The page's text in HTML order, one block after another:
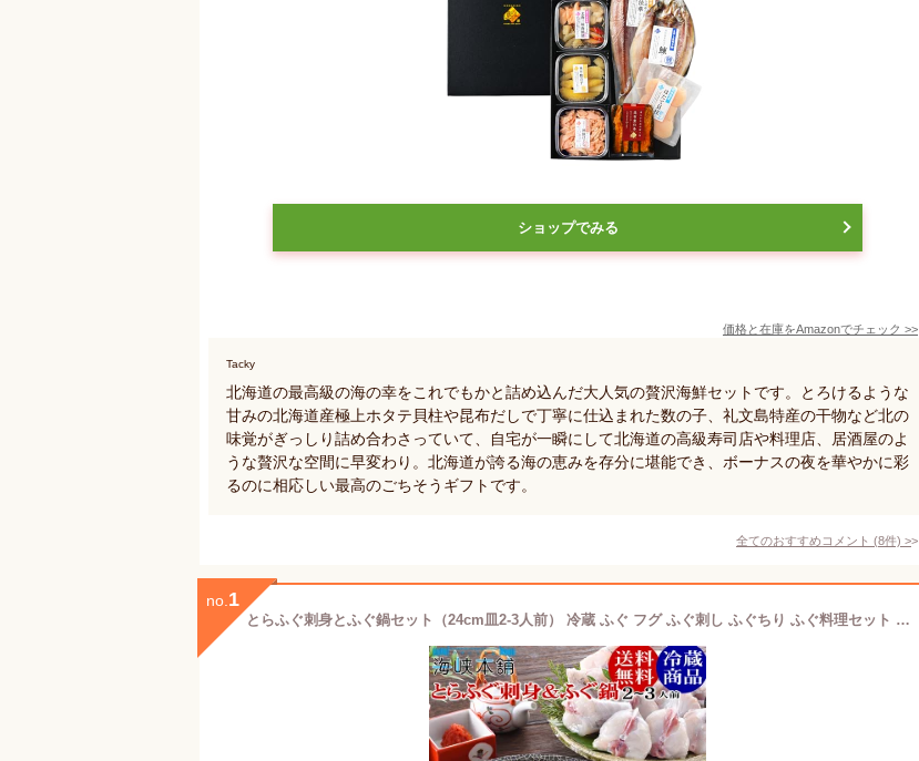
ショップでみる
価格と在庫をAmazonでチェック >>
Tacky
北海道の最高級の海の幸をこれでもかと詰め込んだ大人気の贅沢海鮮セットです。とろけるような
甘みの北海道産極上ホタテ貝柱や昆布だしで丁寧に仕込まれた数の子、礼文島特産の干物など北の
味覚がぎっしり詰め合わさっていて、自宅が一瞬にして北海道の高級寿司店や料理店、居酒屋のよ
うな贅沢な空間に早変わり。北海道が誇る海の恵みを存分に堪能でき、ボーナスの夜を華やかに彩
るのに相応しい最高のごちそうギフトです。
全てのおすすめコメント (8件) >
no. 1
とらふぐ刺身とふぐ鍋セット（24cm皿2-3人前） 冷蔵 ふぐ フグ ふぐ刺し ふぐちり ふぐ料理セット 父の日 ギフト 2026 お取り寄せグルメ 山口県